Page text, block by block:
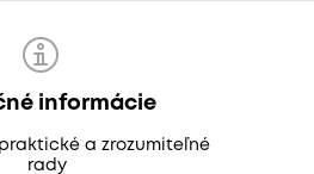
informácie
a zrozumiteľné
rady